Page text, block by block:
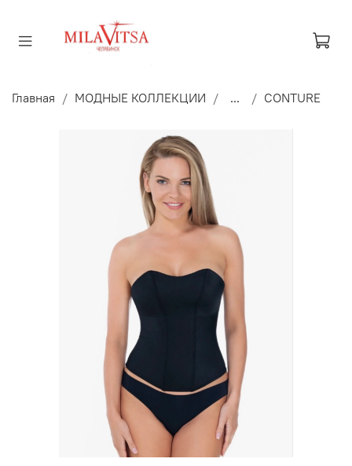
Главная МОДНЫЕ КОЛЛЕКЦИИ ... CONTURE